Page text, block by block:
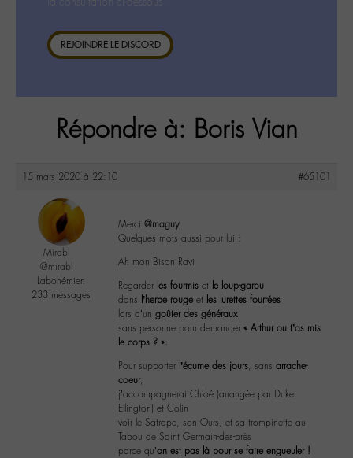
REJOINDRE LE DISCORD
Répondre à: Boris Vian
15 mars 2020 à 22:10 #65101
Mirabl
@mirabl
Labohémien
233 messages
Merci @maguy
Quelques mots aussi pour lui :
Ah mon Bison Ravi
Regarder les fourmis et le loup-garou
dans l’herbe rouge et les lurettes fourrées
lors d’un goûter des généraux
sans personne pour demander « Arthur ou t’as mis
le corps ? ».
Pour supporter l’écume des jours , sans arrache-
coeur,
j’accompagnerai Chloé (arrangée par Duke
Ellington) et Colin
voir le Satrape, son Ours, et sa trompinette au
Tabou de Saint Germain-des-près
parce qu’on est pas là pour se faire engueuler !